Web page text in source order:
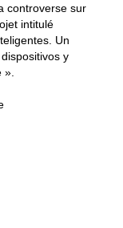
controverse sur
intitulé
Un
y
».